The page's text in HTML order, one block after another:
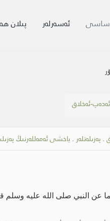
ئەسەرلەر پىلان
ئەخلاق
. پەزىلەتلەر . ياخشى ئەمەللەرنىڭ
عن النبي صلى الله عليه وسلم